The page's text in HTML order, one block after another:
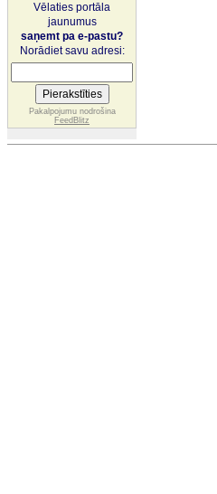
Vēlaties portāla
jaunumus
saņemt pa e-pastu?
Norādiet savu adresi:
Pakalpojumu nodrošina
FeedBlitz